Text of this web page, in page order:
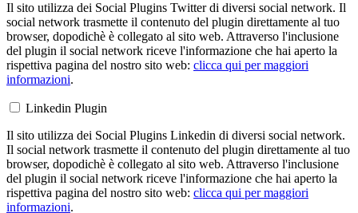
Il sito utilizza dei Social Plugins Twitter di diversi social network. Il
social network trasmette il contenuto del plugin direttamente al tuo
browser, dopodichè è collegato al sito web. Attraverso l'inclusione
del plugin il social network riceve l'informazione che hai aperto la
rispettiva pagina del nostro sito web: clicca qui per maggiori
informazioni.
Linkedin Plugin
Il sito utilizza dei Social Plugins Linkedin di diversi social network.
Il social network trasmette il contenuto del plugin direttamente al tuo
browser, dopodichè è collegato al sito web. Attraverso l'inclusione
del plugin il social network riceve l'informazione che hai aperto la
rispettiva pagina del nostro sito web: clicca qui per maggiori
informazioni.